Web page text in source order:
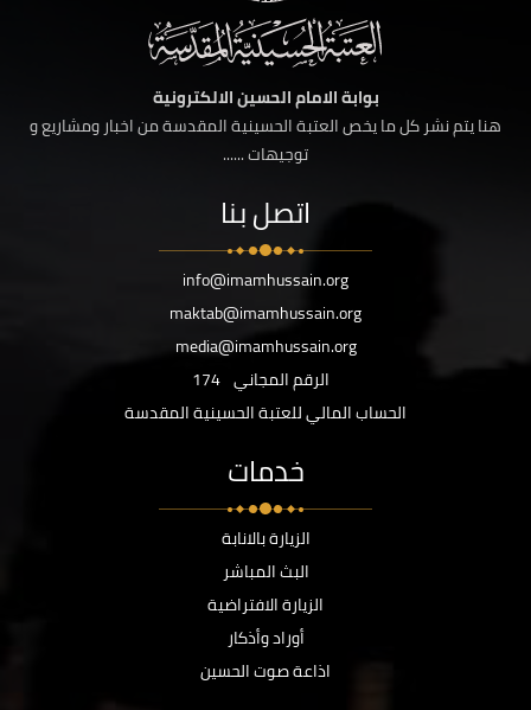
بوابة الامام الحسين الالكترونية
هنا يتم نشر كل ما يخص العتبة الحسينية المقدسة من اخبار ومشاريع و
توجيهات ......
اتصل بنا
info@imamhussain.org
maktab@imamhussain.org
media@imamhussain.org
الرقم المجاني 174
الحساب المالي للعتبة الحسينية المقدسة
خدمات
الزيارة بالانابة
البث المباشر
الزيارة الافتراضية
أوراد وأذكار
اذاعة صوت الحسين